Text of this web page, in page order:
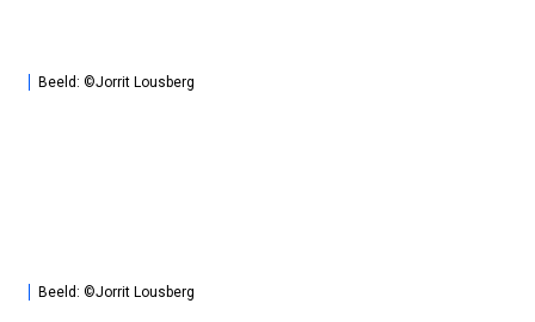
Beeld: ©Jorrit Lousberg
Beeld: ©Jorrit Lousberg